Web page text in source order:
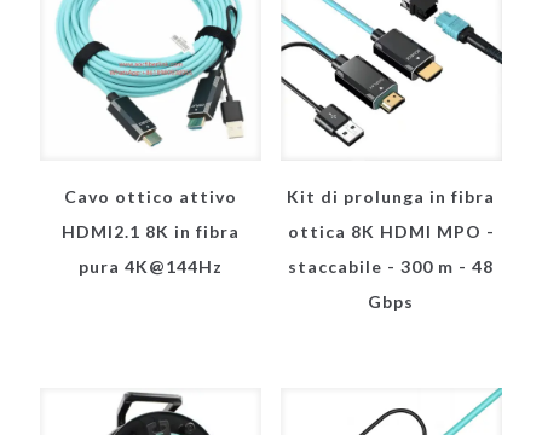
Cavo ottico attivo
HDMI2.1 8K in fibra
pura 4K@144Hz
Kit di prolunga in fibra
ottica 8K HDMI MPO -
staccabile - 300 m - 48
Gbps